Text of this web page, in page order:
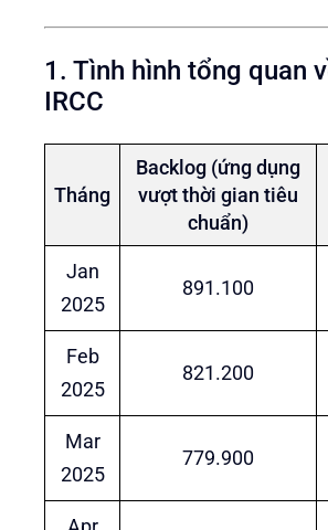
1. Tình hình tổng quan
IRCC
Tháng
Backlog (ứng dụng
vượt thời gian tiêu
chuẩn)
Jan
2025
891.100
Feb
2025
821.200
Mar
2025
779.900